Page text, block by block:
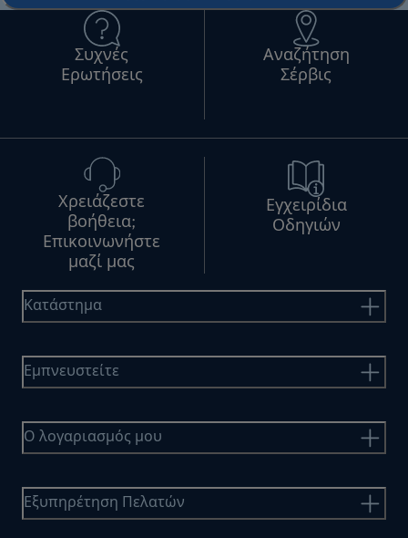
Συχνές
Ερωτήσεις
Αναζήτηση
Σέρβις
Χρειάζεστε
βοήθεια;
Επικοινωνήστε
μαζί μας
Εγχειρίδια
Οδηγιών
Κατάστημα
Εμπνευστείτε
Ο λογαριασμός μου
Εξυπηρέτηση Πελατών